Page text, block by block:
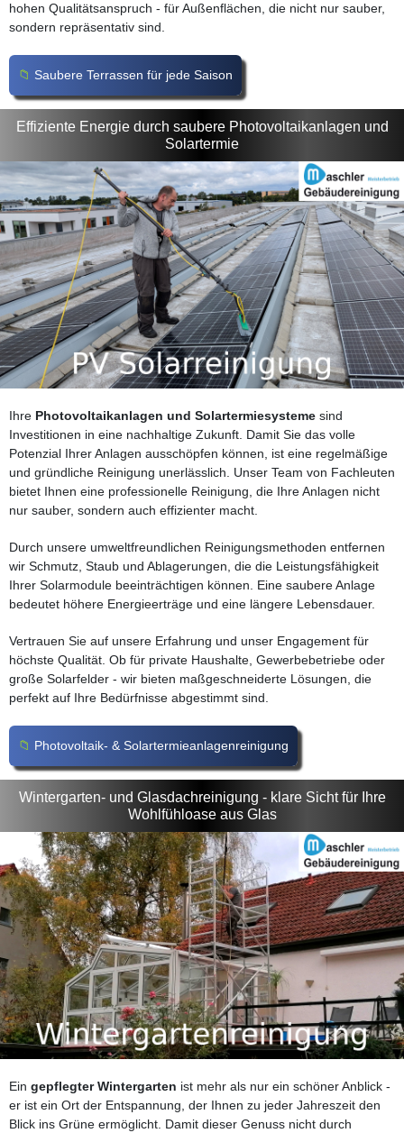
hohen Qualitätsanspruch - für Außenflächen, die nicht nur sauber,
sondern repräsentativ sind.
Saubere Terrassen für jede Saison
Effiziente Energie durch saubere Photovoltaikanlagen und
Solartermie
Ihre Photovoltaikanlagen und Solartermiesysteme sind
Investitionen in eine nachhaltige Zukunft. Damit Sie das volle
Potenzial Ihrer Anlagen ausschöpfen können, ist eine regelmäßige
und gründliche Reinigung unerlässlich. Unser Team von Fachleuten
bietet Ihnen eine professionelle Reinigung, die Ihre Anlagen nicht
nur sauber, sondern auch effizienter macht.
Durch unsere umweltfreundlichen Reinigungsmethoden entfernen
wir Schmutz, Staub und Ablagerungen, die die Leistungsfähigkeit
Ihrer Solarmodule beeinträchtigen können. Eine saubere Anlage
bedeutet höhere Energieerträge und eine längere Lebensdauer.
Vertrauen Sie auf unsere Erfahrung und unser Engagement für
höchste Qualität. Ob für private Haushalte, Gewerbebetriebe oder
große Solarfelder - wir bieten maßgeschneiderte Lösungen, die
perfekt auf Ihre Bedürfnisse abgestimmt sind.
Photovoltaik- & Solartermieanlagenreinigung
Wintergarten- und Glasdachreinigung - klare Sicht für Ihre
Wohlfühloase aus Glas
Ein gepflegter Wintergarten ist mehr als nur ein schöner Anblick -
er ist ein Ort der Entspannung, der Ihnen zu jeder Jahreszeit den
Blick ins Grüne ermöglicht. Damit dieser Genuss nicht durch